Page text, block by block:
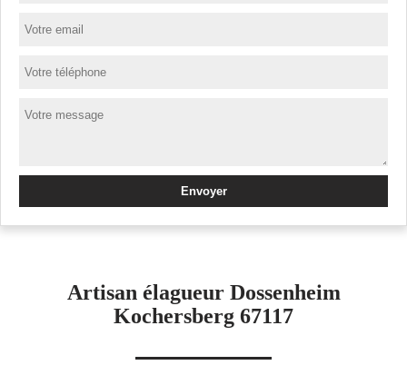
Artisan élagueur Dossenheim
Kochersberg 67117